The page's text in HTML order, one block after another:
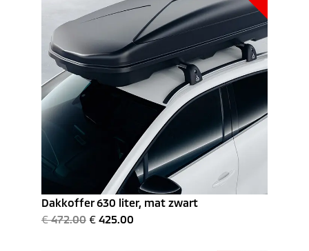
Dakkoffer 630 liter, mat zwart
€ 472.00 € 425.00